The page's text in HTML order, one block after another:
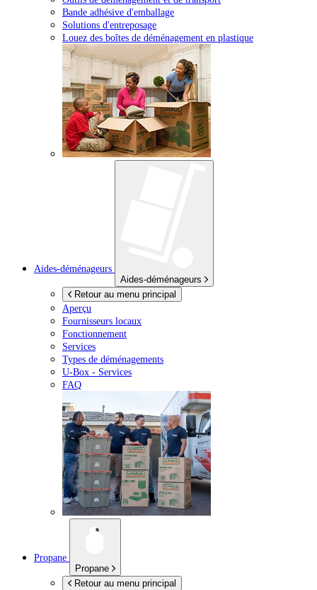
Bande adhésive d'emballage
Solutions d'entreposage
Louez des boîtes de déménagement en plastique
Aides-déménageurs
Aides-déménageurs
Retour au menu principal
Aperçu
Fournisseurs locaux
Fonctionnement
Services
Types de déménagements
U-Box - Services
FAQ
Propane
Propane
Retour au menu principal